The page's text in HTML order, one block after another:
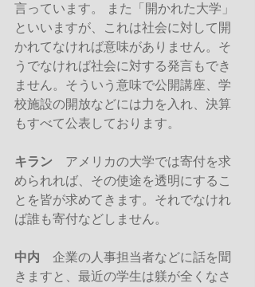
言っています。 また「開かれた大学」
といいますが、これは社会に対して開
かれてなければ意味がありません。そ
うでなければ社会に対する発言もでき
ません。そういう意味で公開講座、学
校施設の開放などには力を入れ、決算
もすべて公表しております。
キラン アメリカの大学では寄付を求
められれば、その使途を透明にするこ
とを皆が求めてきます。それでなけれ
ば誰も寄付などしません。
中内 企業の人事担当者などに話を聞
きますと、最近の学生は躾が全くなさ